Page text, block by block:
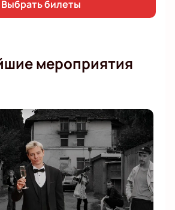
Выбрать билеты
мероприятия